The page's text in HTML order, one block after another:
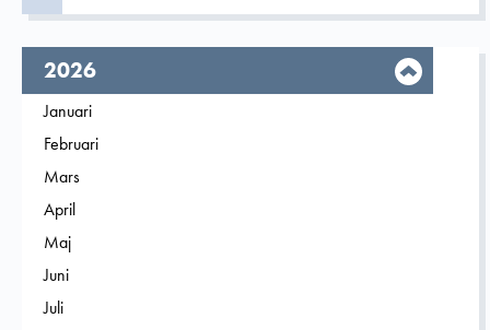
År,
2026
Filtrera på
Januari
Filtrera på
Februari
Filtrera på
Mars
Filtrera på
April
Filtrera på
Maj
Filtrera på
Juni
Filtrera på
Juli